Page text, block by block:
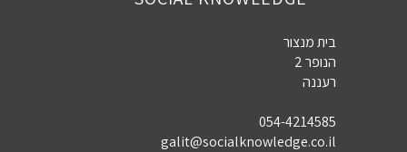
בית מנצור
הנופר 2
רעננה
054-4214585
galit@socialknowledge.co.il